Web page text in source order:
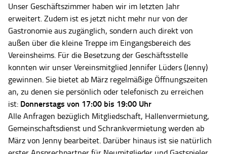
Unser Geschäftszimmer haben wir im letzten Jahr
erweitert. Zudem ist es jetzt nicht mehr nur von der
Gastronomie aus zugänglich, sondern auch direkt von
außen über die kleine Treppe im Eingangsbereich des
Vereinsheims. Für die Besetzung der Geschäftsstelle
konnten wir unser Vereinsmitglied Jennifer Lüders (Jenny)
gewinnen. Sie bietet ab März regelmäßige Öffnungszeiten
an, zu denen sie persönlich oder telefonisch zu erreichen
ist: Donnerstags von 17:00 bis 19:00 Uhr
Alle Anfragen bezüglich Mitgliedschaft, Hallenvermietung,
Gemeinschaftsdienst und Schrankvermietung werden ab
März von Jenny bearbeitet. Darüber hinaus ist sie natürlich